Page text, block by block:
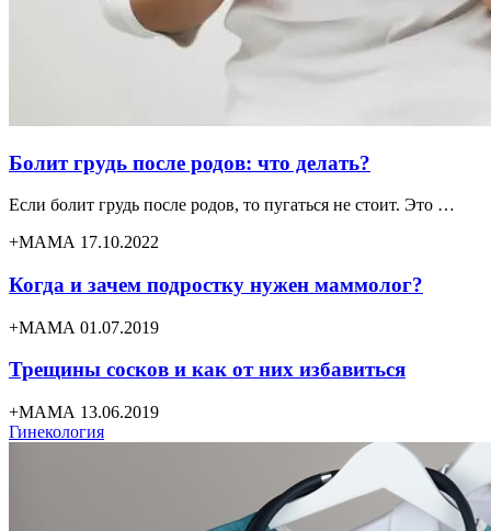
Болит грудь после родов: что делать?
Если болит грудь после родов, то пугаться не стоит. Это …
+МАМА 17.10.2022
Когда и зачем подростку нужен маммолог?
+МАМА 01.07.2019
Трещины сосков и как от них избавиться
+МАМА 13.06.2019
Гинекология